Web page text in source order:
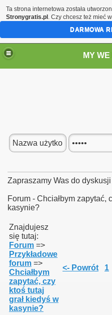
MY
Zapraszamy Was do
Forum - Chciałbym zapytać,
kasynie?
Znajdujesz
się tutaj:
Forum =>
Przykładowe
forum =>
Chciałbym
zapytać, czy
ktoś tutaj
grał kiedyś w
kasynie?
<- Powrót 1
Ta strona internetowa została
Stronygratis.pl . Czy chcesz też mieć
DARMOWA